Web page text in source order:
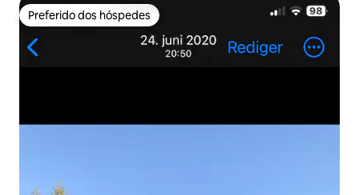
Preferido dos hóspedes
Preferido dos hóspedes